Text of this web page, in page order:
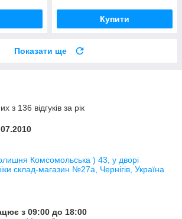
Купити
Показати ще
з 136 відгуків за рік
Комсомольська ) 43, у дворі
склад-магазин №27a, Чернігів, Україна
з 09:00 до 18:00